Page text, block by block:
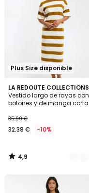
Plus Size disponible
LA REDOUTE COLLECTIONS
Vestido largo de rayas con
botones y de manga corta
35.99 €
32.39 € -10%
4,9
/ 5
2
Colores
4,9
/